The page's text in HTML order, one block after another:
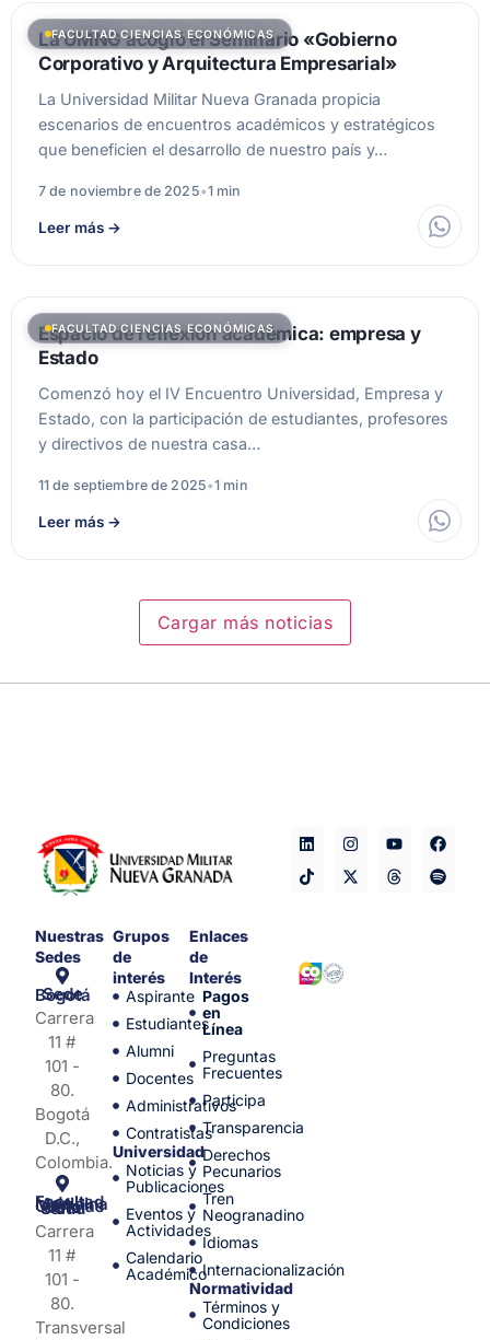
FACULTAD CIENCIAS ECONÓMICAS
La UMNG acogió el Seminario «Gobierno
Corporativo y Arquitectura Empresarial»
La Universidad Militar Nueva Granada propicia
escenarios de encuentros académicos y estratégicos
que beneficien el desarrollo de nuestro país y…
7 de noviembre de 2025•1 min
Leer más →
FACULTAD CIENCIAS ECONÓMICAS
Espacio de reflexión académica: empresa y
Estado
Comenzó hoy el IV Encuentro Universidad, Empresa y
Estado, con la participación de estudiantes, profesores
y directivos de nuestra casa…
11 de septiembre de 2025•1 min
Leer más →
Cargar más noticias
Nuestras
Sedes
Sede Bogotá
Carrera
11 #
101 -
80.
Bogotá
D.C.,
Colombia.
Facultad de Medicina y Ciencias de la Salud
Carrera
11 #
101 -
80.
Transversal
Grupos
de
interés
Aspirante
Estudiantes
Alumni
Docentes
Administrativos
Contratistas
Universidad
Noticias y
Publicaciones
Eventos y
Actividades
Calendario
Académico
Enlaces
de
Interés
Pagos
en
Línea
Preguntas
Frecuentes
Participa
Transparencia
Derechos
Pecunarios
Tren
Neogranadino
Idiomas
Internacionalización
Normatividad
Términos y
Condiciones